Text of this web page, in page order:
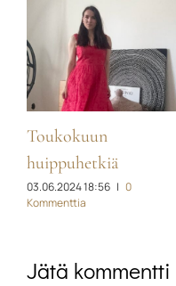
Toukokuun
huippuhetkiä
03.06.2024 18:56 | 0
Kommenttia
Jätä kommentti